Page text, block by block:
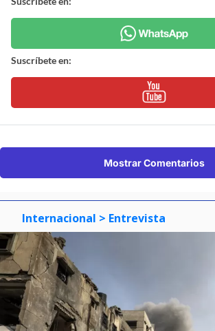
Suscríbete en:
Mostrar Comentarios
Internacional > Entrevista